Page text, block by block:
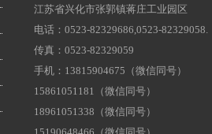
江苏省兴化市张郭镇蒋庄工业园区
电话：0523-82329686,0523-82329058.
传真：0523-82329059
手机：13815904675（微信同号）
15861051181（微信同号）
18961051338（微信同号）